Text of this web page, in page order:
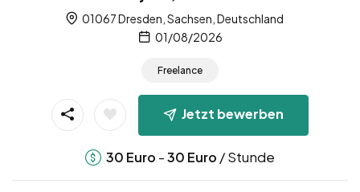
01067 Dresden, Sachsen, Deutschland
01/08/2026
Freelance
Jetzt bewerben
30 Euro -30 Euro / Stunde